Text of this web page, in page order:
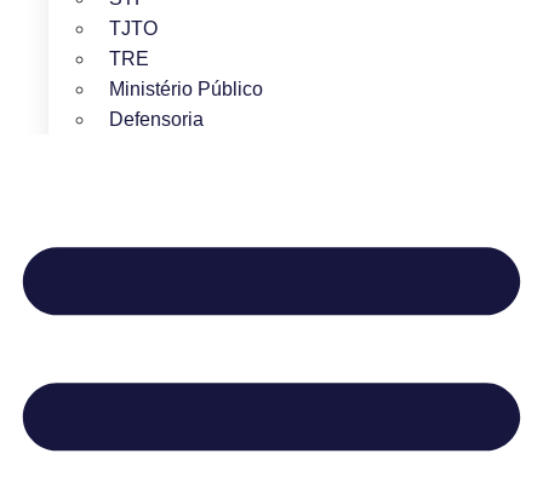
TJTO
TRE
Ministério Público
Defensoria